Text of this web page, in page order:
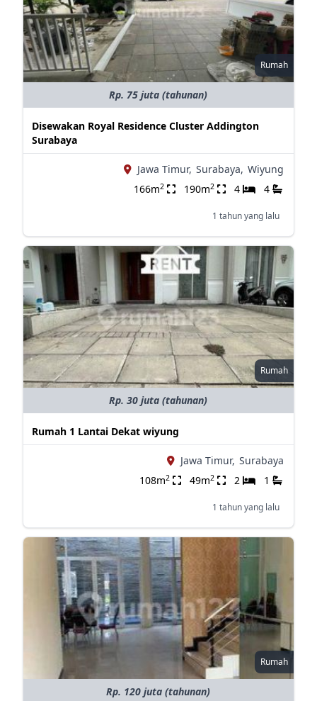
Rumah
Rp. 75 juta (tahunan)
Disewakan Royal Residence Cluster Addington
Surabaya
Jawa Timur, Surabaya, Wiyung
166m2 190m2 4 4
1 tahun yang lalu
Rumah
Rp. 30 juta (tahunan)
Rumah 1 Lantai Dekat wiyung
Jawa Timur, Surabaya
108m2 49m2 2 1
1 tahun yang lalu
Rumah
Rp. 120 juta (tahunan)